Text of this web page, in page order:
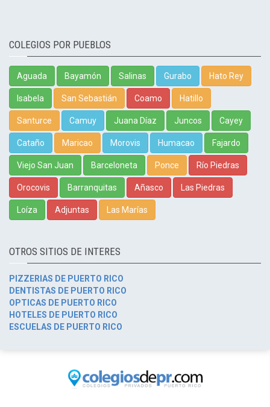
COLEGIOS POR PUEBLOS
Aguada Bayamón Salinas Gurabo Hato Rey
Isabela San Sebastián Coamo Hatillo
Santurce Camuy Juana Díaz Juncos Cayey
Cataño Maricao Morovis Humacao Fajardo
Viejo San Juan Barceloneta Ponce Río Piedras
Orocovis Barranquitas Añasco Las Piedras
Loíza Adjuntas Las Marías
OTROS SITIOS DE INTERES
PIZZERIAS DE PUERTO RICO
DENTISTAS DE PUERTO RICO
OPTICAS DE PUERTO RICO
HOTELES DE PUERTO RICO
ESCUELAS DE PUERTO RICO